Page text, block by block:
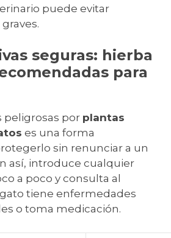
puede evitar
seguras: hierba
para
peligrosas por plantas
es una forma
sin renunciar a un
así, introduce cualquier
a poco y consulta al
tiene enfermedades
o toma medicación.